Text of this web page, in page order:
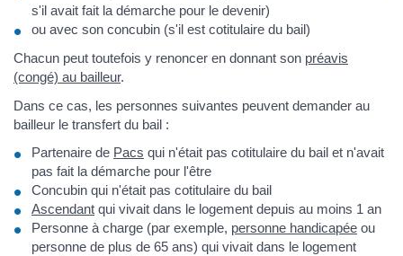
s'il avait fait la démarche pour le devenir)
ou avec son concubin (s'il est cotitulaire du bail)
Chacun peut toutefois y renoncer en donnant son préavis
(congé) au bailleur.
Dans ce cas, les personnes suivantes peuvent demander au
bailleur le transfert du bail :
Partenaire de Pacs qui n'était pas cotitulaire du bail et n'avait
pas fait la démarche pour l'être
Concubin qui n'était pas cotitulaire du bail
Ascendant qui vivait dans le logement depuis au moins 1 an
Personne à charge (par exemple, personne handicapée ou
personne de plus de 65 ans) qui vivait dans le logement